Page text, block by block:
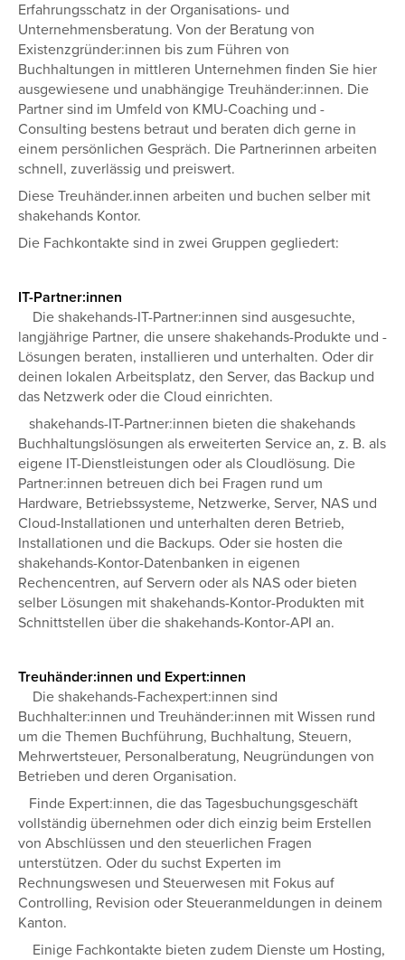
Erfahrungsschatz in der Organisations- und
Unternehmensberatung. Von der Beratung von
Existenzgründer:innen bis zum Führen von
Buchhaltungen in mittleren Unternehmen finden Sie hier
ausgewiesene und unabhängige Treuhänder:innen. Die
Partner sind im Umfeld von KMU-Coaching und -
Consulting bestens betraut und beraten dich gerne in
einem persönlichen Gespräch. Die Partnerinnen arbeiten
schnell, zuverlässig und preiswert.
Diese Treuhänder.innen arbeiten und buchen selber mit
shakehands Kontor.
Die Fachkontakte sind in zwei Gruppen gegliedert:
IT-Partner:innen
Die shakehands-IT-Partner:innen sind ausgesuchte,
langjährige Partner, die unsere shakehands-Produkte und -
Lösungen beraten, installieren und unterhalten. Oder dir
deinen lokalen Arbeitsplatz, den Server, das Backup und
das Netzwerk oder die Cloud einrichten.
shakehands-IT-Partner:innen bieten die shakehands
Buchhaltungslösungen als erweiterten Service an, z. B. als
eigene IT-Dienstleistungen oder als Cloudlösung. Die
Partner:innen betreuen dich bei Fragen rund um
Hardware, Betriebssysteme, Netzwerke, Server, NAS und
Cloud-Installationen und unterhalten deren Betrieb,
Installationen und die Backups. Oder sie hosten die
shakehands-Kontor-Datenbanken in eigenen
Rechencentren, auf Servern oder als NAS oder bieten
selber Lösungen mit shakehands-Kontor-Produkten mit
Schnittstellen über die shakehands-Kontor-API an.
Treuhänder:innen und Expert:innen
Die shakehands-Fachexpert:innen sind
Buchhalter:innen und Treuhänder:innen mit Wissen rund
um die Themen Buchführung, Buchhaltung, Steuern,
Mehrwertsteuer, Personalberatung, Neugründungen von
Betrieben und deren Organisation.
Finde Expert:innen, die das Tagesbuchungsgeschäft
vollständig übernehmen oder dich einzig beim Erstellen
von Abschlüssen und den steuerlichen Fragen
unterstützen. Oder du suchst Experten im
Rechnungswesen und Steuerwesen mit Fokus auf
Controlling, Revision oder Steueranmeldungen in deinem
Kanton.
Einige Fachkontakte bieten zudem Dienste um Hosting,